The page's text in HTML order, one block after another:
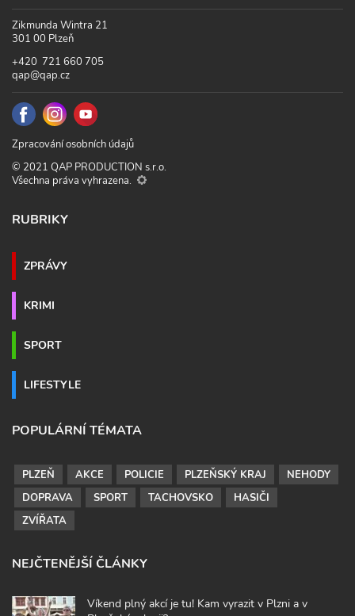
Zikmunda Wintra 21
301 00 Plzeň
+420 721 660 705
qap@qap.cz
Zpracování osobních údajů
© 2021 QAP PRODUCTION s.r.o.
Všechna práva vyhrazena.
RUBRIKY
ZPRÁVY
KRIMI
SPORT
LIFESTYLE
POPULÁRNÍ TÉMATA
PLZEŇ AKCE POLICIE PLZEŇSKÝ KRAJ
NEHODY
DOPRAVA
SPORT TACHOVSKO
HASIČI
ZVÍŘATA
NEJČTENĚJŠÍ ČLÁNKY
Víkend plný akcí je tu! Kam vyrazit v Plzni a v